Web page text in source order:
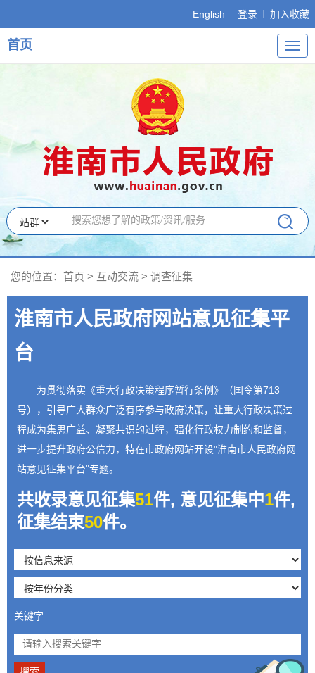
English 登录 加入收藏
导
航
首页
您的位置： 首页 > 互动交流 > 调查征集
淮南市人民政府网站意见征集平
台
为贯彻落实《重大行政决策程序暂行条例》（国令第713
号），引导广大群众广泛有序参与政府决策，让重大行政决策过
程成为集思广益、凝聚共识的过程，强化行政权力制约和监督，
进一步提升政府公信力，特在市政府网站开设"淮南市人民政府网
站意见征集平台"专题。
共收录意见征集51件, 意见征集中1件,
征集结束50件。
关键字